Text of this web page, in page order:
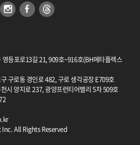
등포로13길 21, 909호~916호(BH메타플렉스
구로동 경인로 482, 구로 생각공장 E709호
시 양지로 237, 광양프런티어밸리 5차 509호
All Rights Reserved